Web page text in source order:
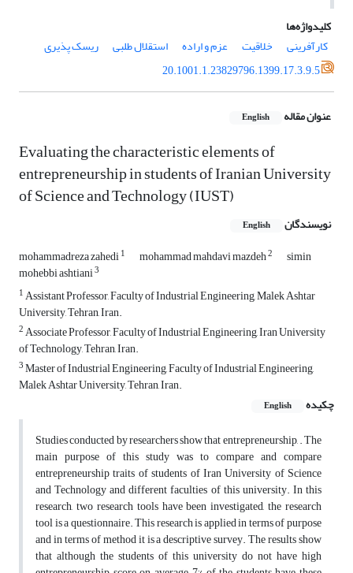
کلیدواژه‌ها
کارآفرینی
خلاقیت عزم و اراده استقلال طلبی
‌ریسک پذیری
20.1001.1.23829796.1399.17.3.9.5
عنوان مقاله English
Evaluating the characteristic elements of
entrepreneurship in students of Iranian University
of Science and Technology (IUST)
نویسندگان English
mohammadreza zahedi1 mohammad mahdavi mazdeh2 simin
mohebbi ashtiani3
1Assistant Professor, Faculty of Industrial Engineering, Malek Ashtar
University, Tehran, Iran.
2Associate Professor, Faculty of Industrial Engineering, Iran University
of Technology, Tehran, Iran.
3Master of Industrial Engineering, Faculty of Industrial Engineering,
Malek Ashtar University, Tehran, Iran.
چکیده
English
Studies conducted by researchers show that entrepreneurship, . The
main purpose of this study was to compare and compare
entrepreneurship traits of students of Iran University of Science
and Technology and different faculties of this university. In this
research, two research tools have been investigated, the research
tool is a questionnaire. This research is applied in terms of purpose
and in terms of method it is a descriptive survey. The results show
that although the students of this university do not have high